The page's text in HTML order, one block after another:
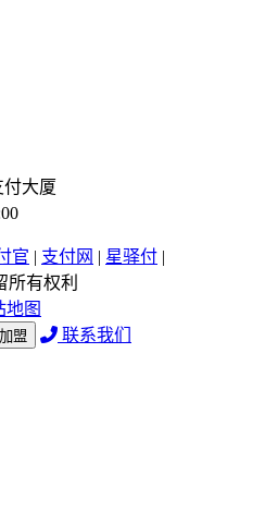
大厦
官 | 支付网 | 星驿付 |
所有权利
地图
盟 联系我们